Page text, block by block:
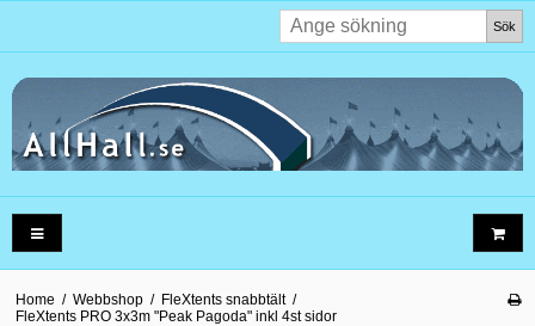
Sök
Home / Webbshop / FleXtents snabbtält /
FleXtents PRO 3x3m "Peak Pagoda" inkl 4st sidor